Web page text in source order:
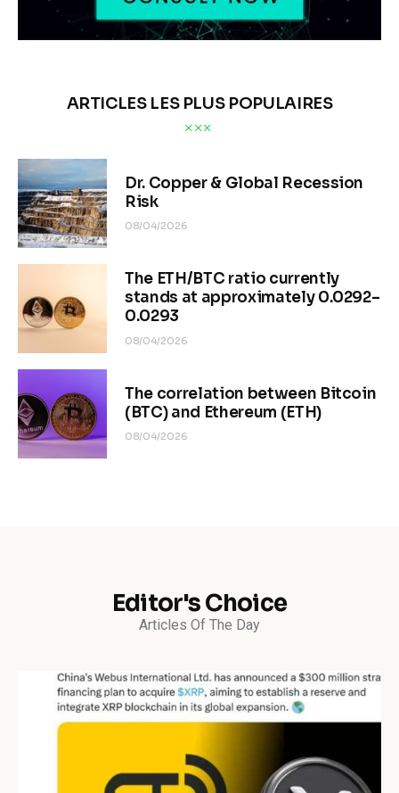
ARTICLES LES PLUS POPULAIRES
Dr. Copper & Global Recession
Risk
08/04/2026
The ETH/BTC ratio currently
stands at approximately 0.0292–
0.0293
08/04/2026
The correlation between Bitcoin
(BTC) and Ethereum (ETH)
08/04/2026
Editor's Choice
Articles Of The Day